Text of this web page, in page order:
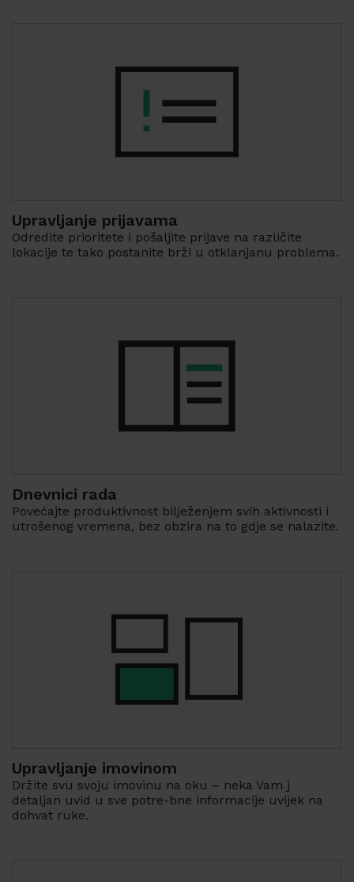
Upravljanje prijavama
Odredite prioritete i pošaljite prijave na različite
lokacije te tako postanite brži u otklanjanu problema.
Dnevnici rada
Povećajte produktivnost bilježenjem svih aktivnosti i
utrošenog vremena, bez obzira na to gdje se nalazite.
Upravljanje imovinom
Držite svu svoju imovinu na oku – neka Vam j
detaljan uvid u sve potre-bne informacije uvijek na
dohvat ruke.